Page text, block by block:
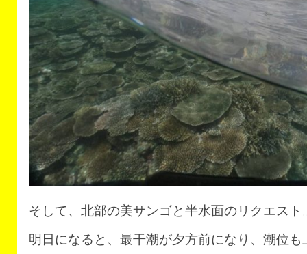
そして、北部の美サンゴと半水面のリクエスト
明日になると、最干潮が夕方前になり、潮位も